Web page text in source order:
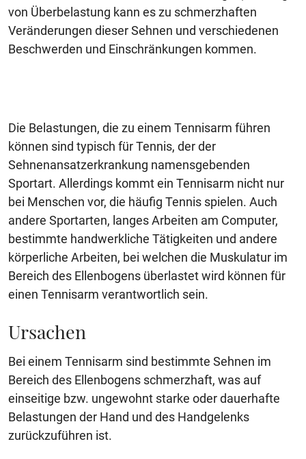
von Überbelastung kann es zu schmerzhaften
Veränderungen dieser Sehnen und verschiedenen
Beschwerden und Einschränkungen kommen.
Die Belastungen, die zu einem Tennisarm führen
können sind typisch für Tennis, der der
Sehnenansatzerkrankung namensgebenden
Sportart. Allerdings kommt ein Tennisarm nicht nur
bei Menschen vor, die häufig Tennis spielen. Auch
andere Sportarten, langes Arbeiten am Computer,
bestimmte handwerkliche Tätigkeiten und andere
körperliche Arbeiten, bei welchen die Muskulatur im
Bereich des Ellenbogens überlastet wird können für
einen Tennisarm verantwortlich sein.
Ursachen
Bei einem Tennisarm sind bestimmte Sehnen im
Bereich des Ellenbogens schmerzhaft, was auf
einseitige bzw. ungewohnt starke oder dauerhafte
Belastungen der Hand und des Handgelenks
zurückzuführen ist.